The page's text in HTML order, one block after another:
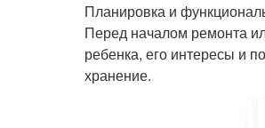
Планировка и
Перед началом ремонта
ребенка, его интересы и
хранение.